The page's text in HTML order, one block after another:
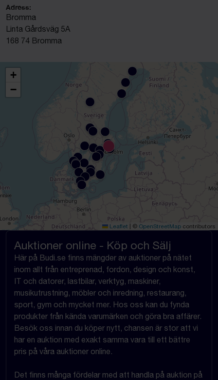
Adress:
Bromma
Linta Gårdsväg 5A
168 74 Bromma
+
−
Leaflet © OpenStreetMap contributors
Auktioner online - Köp och Sälj
Här på Budi.se finns mängder av auktioner på nätet
inom allt från entreprenad, fordon, design och konst,
IT och datorer, lastbilar, verktyg, maskiner,
musikutrustning, möbler och inredning, restaurang,
sport, gym och mycket mer. Hos oss kan du fynda
produkter från kända varumärken och göra bra affärer.
Besök oss innan du köper nytt, chansen är stor att vi
har en auktion med exakt samma vara till ett bättre
pris på våra auktioner online.
Det finns många fördelar med att handla på auktion på